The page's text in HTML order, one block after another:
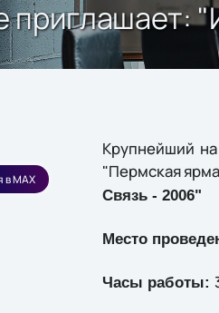
приглашает:
в MAX
Крупнейший
"Пермская
Связь - 2006"
Место
Часы работы: